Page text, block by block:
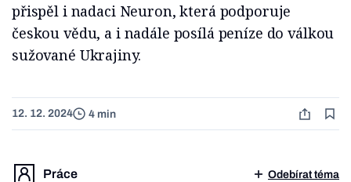
přispěl i nadaci Neuron, která podporuje
českou vědu, a i nadále posílá peníze do válkou
sužované Ukrajiny.
12. 12. 2024 4 min
Práce Odebírat téma